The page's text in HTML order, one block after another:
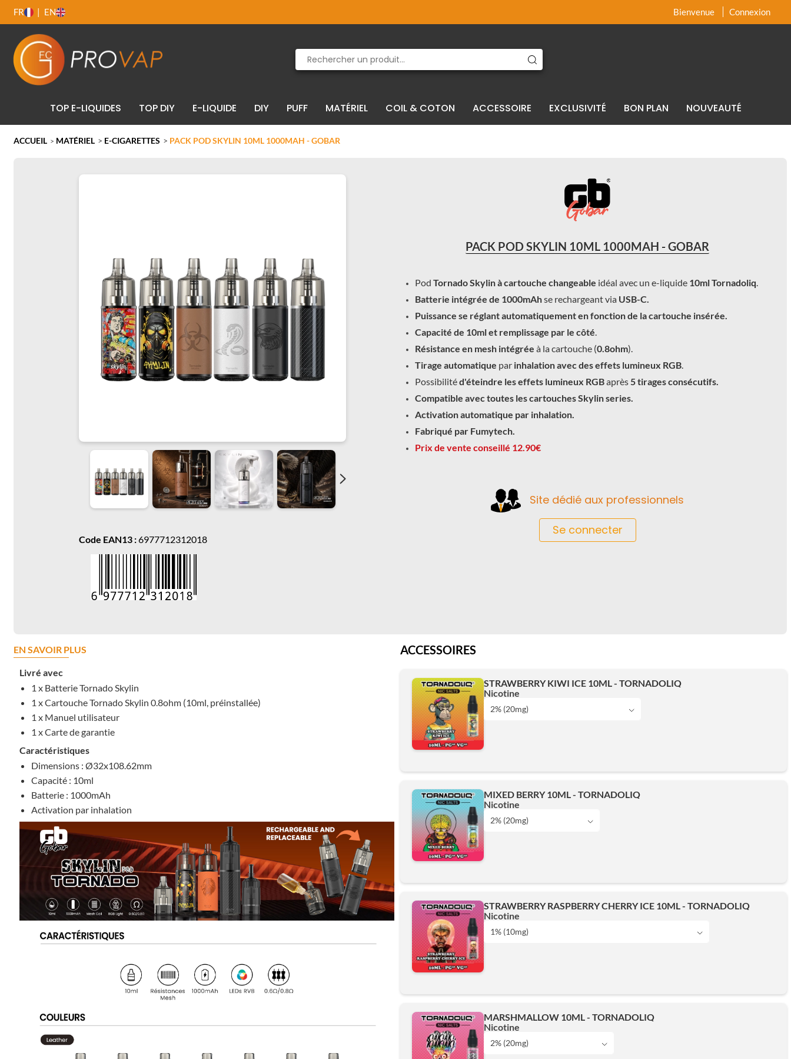
FR EN Bienvenue Connexion
TOP E-LIQUIDES TOP DIY E-LIQUIDE DIY PUFF MATÉRIEL COIL & COTON ACCESSOIRE EXCLUSIVITÉ BON PLAN NOUVEAUTÉ
ACCUEIL > MATÉRIEL > E-CIGARETTES > PACK POD SKYLIN 10ML 1000MAH - GOBAR
Code EAN13 :6977712312018
PACK POD SKYLIN 10ML 1000MAH - GOBAR
Pod Tornado Skylin à cartouche changeable idéal avec un e-liquide 10ml Tornadoliq.
Batterie intégrée de 1000mAhse rechargeant via USB-C.
Puissance se réglant automatiquement en fonction de la cartouche insérée.
Capacité de 10ml et remplissage par le côté.
Résistance en mesh intégrée à la cartouche (0.8ohm).
Tirage automatique par inhalationavec des effets lumineux RGB.
Possibilitéd'éteindre les effets lumineux RGBaprès5 tirages consécutifs.
Compatible avec toutes les cartouches Skylin series.
Activation automatique par inhalation.
Fabriqué par Fumytech.
Prix de vente conseillé 12.90€
Site dédié aux professionnels
Se connecter
EN SAVOIR PLUS
Livré avec
1 x Batterie Tornado Skylin
1 x Cartouche Tornado Skylin 0.8ohm (10ml, préinstallée)
1 x Manuel utilisateur
1 x Carte de garantie
Caractéristiques
Dimensions : Ø32x108.62mm
Capacité : 10ml
Batterie : 1000mAh
Activation par inhalation
ACCESSOIRES
STRAWBERRY KIWI ICE 10ML - TORNADOLIQ
Nicotine
2% (20mg)
Ajouter
MIXED BERRY 10ML - TORNADOLIQ
Nicotine
2% (20mg)
Ajouter
STRAWBERRY RASPBERRY CHERRY ICE 10ML - TORNADOLIQ
Nicotine
1% (10mg)
Ajouter
MARSHMALLOW 10ML - TORNADOLIQ
Nicotine
2% (20mg)
xx